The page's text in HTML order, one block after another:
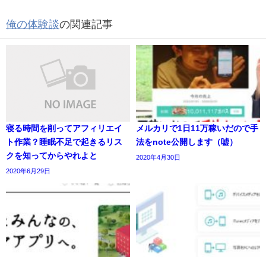
俺の体験談の関連記事
寝る時間を削ってアフィリエイ
ト作業？睡眠不足で起きるリス
クを知ってからやれよと
2020年6月29日
メルカリで1日11万稼いだので手
法をnote公開します（嘘）
2020年4月30日